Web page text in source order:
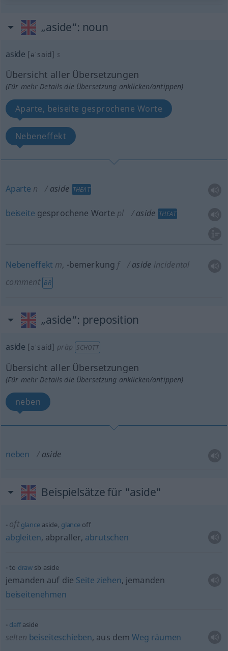
„aside“: noun
aside [əˈsaid] s
Übersicht aller Übersetzungen
(Für mehr Details die Übersetzung anklicken/antippen)
Aparte, beiseite gesprochene Worte
Nebeneffekt
Aparte n aside THEAT
beiseite gesprochene Worte pl aside THEAT
Nebeneffekt m, -bemerkung f aside incidental
comment BR
„aside“: preposition
aside [əˈsaid] präp SCHOTT
Übersicht aller Übersetzungen
(Für mehr Details die Übersetzung anklicken/antippen)
neben
neben aside
Beispielsätze für "aside"
oftglanceaside, glance off
abgleiten, abpraller, abrutschen
to draw sb aside
jemanden auf die Seite ziehen, jemanden
beiseitenehmen
daffaside
selten beiseiteschieben, aus demWeg räumen